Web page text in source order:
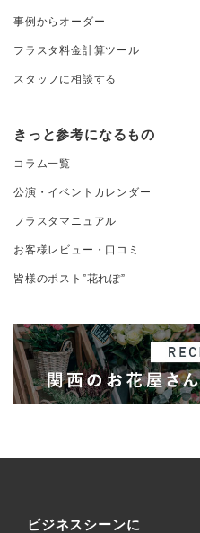
事例からオーダー
フラスタ料金計算ツール
スタッフに相談する
きっと参考になるもの
コラム一覧
公演・イベントカレンダー
フラスタマニュアル
お客様レビュー・口コミ
皆様のポスト”花れぽ”
ビジネスシーンに